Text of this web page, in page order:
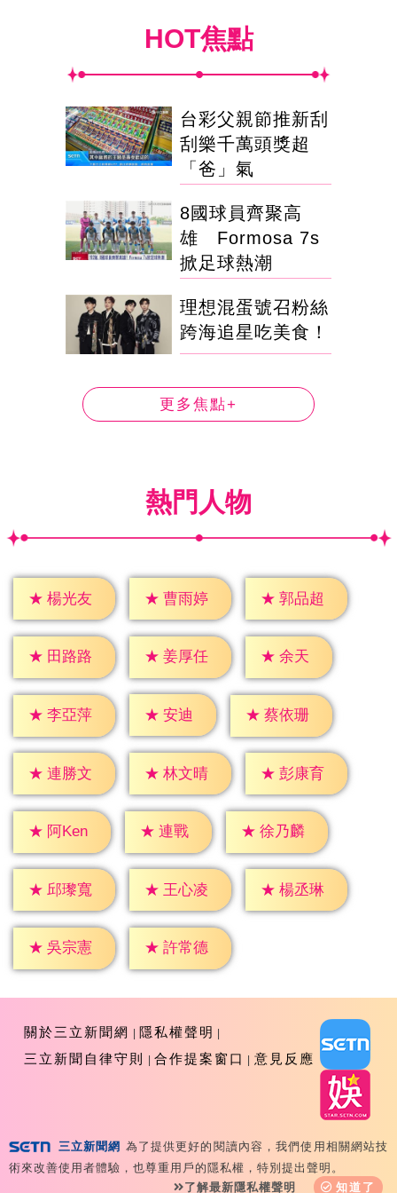
HOT焦點
台彩父親節推新刮
刮樂千萬頭獎超
「爸」氣
8國球員齊聚高
雄 Formosa 7s
掀足球熱潮
理想混蛋號召粉絲
跨海追星吃美食！
更多焦點+
熱門人物
★ 楊光友 ★ 曹雨婷 ★ 郭品超
★ 田路路 ★ 姜厚任 ★ 余天
★ 李亞萍 ★ 安迪 ★ 蔡依珊
★ 連勝文 ★ 林文晴 ★ 彭康育
★ 阿Ken ★ 連戰 ★ 徐乃麟
★ 邱瓈寬 ★ 王心凌 ★ 楊丞琳
★ 吳宗憲 ★ 許常德
關於三立新聞網
隱私權聲明
三立新聞自律守則
合作提案窗口 意見反應
Copyright ©2026 Sanlih E-Television All Rights
Reserved 版權所有 盜用必究 台北市內湖區舊宗路一段159
三立新聞網 為了提供更好的閱讀內容，我們使用相關網站技
術來改善使用者體驗，也尊重用戶的隱私權，特別提出聲明。
了解最新隱私權聲明
知道了